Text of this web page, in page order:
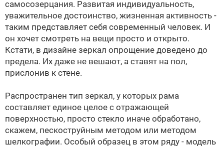
самосозерцания. Развитая индивидуальность,
уважительное достоинство, жизненная активность -
таким представляет себя современный человек. И
он хочет смотреть на вещи просто и открыто.
Кстати, в дизайне зеркал опрощение доведено до
предела. Их даже не вешают, а ставят на пол,
прислонив к стене.
Распространен тип зеркал, у которых рама
составляет единое целое с отражающей
поверхностью, просто стекло иначе обработано,
скажем, пескоструйным методом или методом
шелкографии. Особый образец в этом ряду - модель